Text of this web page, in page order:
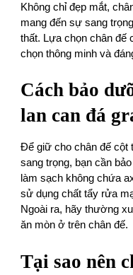
Không chỉ đẹp mắt,
mang đến sự sang
thất. Lựa chọn chân đế
chọn thông minh và
Các h bảo
lan can đá
Để giữ cho chân đế cột
sang trọng, bạn cần
làm sạch không chứa
sử dụng chất tẩy rửa
Ngoài ra, hãy thường
ăn mòn ở trên chân đế.
Tại sao nên